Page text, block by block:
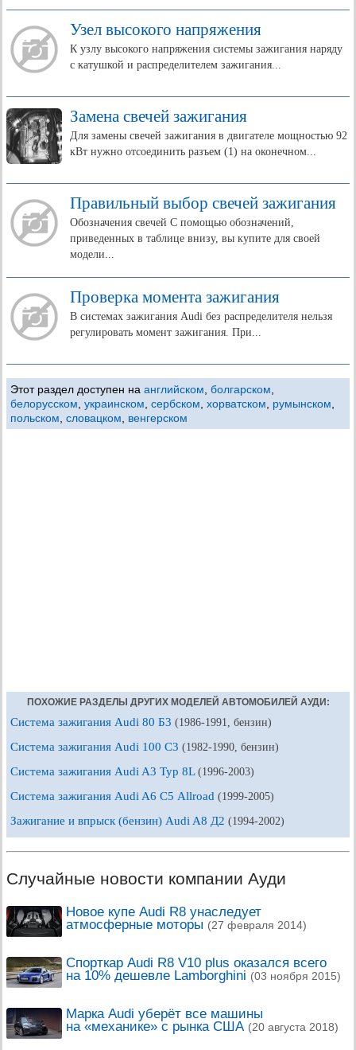
Узел высокого напряжения
К узлу высокого напряжения системы зажигания наряду
с катушкой и распределителем зажигания...
Замена свечей зажигания
Для замены свечей зажигания в двигателе мощностью 92
кВт нужно отсоединить разъем (1) на оконечном...
Правильный выбор свечей зажигания
Обозначения свечей С помощью обозначений,
приведенных в таблице внизу, вы купите для своей
модели...
Проверка момента зажигания
В системах зажигания Audi без распределителя нельзя
регулировать момент зажигания. При...
Этот раздел доступен на английском болгарском
белорусском украинском сербском хорватском румынском
польском словацком венгерском
ПОХОЖИЕ РАЗДЕЛЫ ДРУГИХ МОДЕЛЕЙ АВТОМОБИЛЕЙ АУДИ:
Система зажигания Audi 80 Б3 (1986-1991, бензин)
Система зажигания Audi 100 С3 (1982-1990, бензин)
Система зажигания Audi A3 Typ 8L (1996-2003)
Система зажигания Audi A6 С5 Allroad (1999-2005)
Зажигание и впрыск (бензин) Audi A8 Д2 (1994-2002)
Случайные новости компании Ауди
Новое купе Audi R8 унаследует
атмосферные моторы (27 февраля 2014)
Спорткар Audi R8 V10 plus оказался всего
на 10% дешевле Lamborghini (03 ноября 2015)
Марка Audi уберёт все машины
на «механике» с рынка США (20 августа 2018)